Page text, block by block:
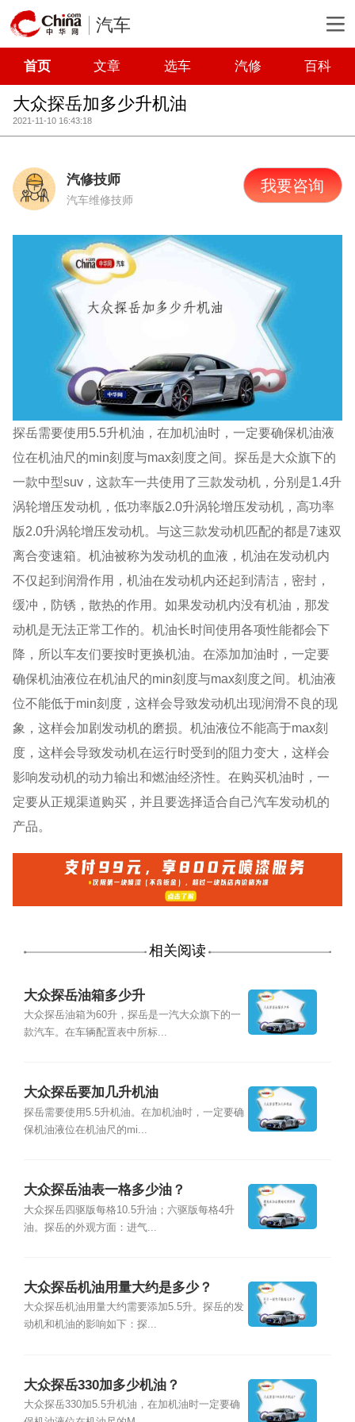
汽车
首页 文章 选车 汽修 百科
大众探岳加多少升机油
2021-11-10 16:43:18
汽修技师
汽车维修技师
我要咨询
探岳需要使用5.5升机油，在加机油时，一定要确保机油液
位在机油尺的min刻度与max刻度之间。探岳是大众旗下的
一款中型suv，这款车一共使用了三款发动机，分别是1.4升
涡轮增压发动机，低功率版2.0升涡轮增压发动机，高功率
版2.0升涡轮增压发动机。与这三款发动机匹配的都是7速双
离合变速箱。机油被称为发动机的血液，机油在发动机内
不仅起到润滑作用，机油在发动机内还起到清洁，密封，
缓冲，防锈，散热的作用。如果发动机内没有机油，那发
动机是无法正常工作的。机油长时间使用各项性能都会下
降，所以车友们要按时更换机油。在添加加油时，一定要
确保机油液位在机油尺的min刻度与max刻度之间。机油液
位不能低于min刻度，这样会导致发动机出现润滑不良的现
象，这样会加剧发动机的磨损。机油液位不能高于max刻
度，这样会导致发动机在运行时受到的阻力变大，这样会
影响发动机的动力输出和燃油经济性。在购买机油时，一
定要从正规渠道购买，并且要选择适合自己汽车发动机的
产品。
相关阅读
大众探岳油箱多少升
大众探岳油箱为60升，探岳是一汽大众旗下的一
款汽车。在车辆配置表中所标...
大众探岳要加几升机油
探岳需要使用5.5升机油。在加机油时，一定要确
保机油液位在机油尺的mi...
大众探岳油表一格多少油？
大众探岳四驱版每格10.5升油；六驱版每格4升
油。探岳的外观方面：进气...
大众探岳机油用量大约是多少？
大众探岳机油用量大约需要添加5.5升。探岳的发
动机和机油的影响如下：探...
大众探岳330加多少机油？
大众探岳330加5.5升机油，在加机油时一定要确